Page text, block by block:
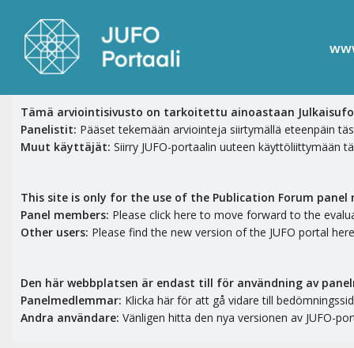
Tämä arviointisivusto on tarkoitettu ainoastaan
Panelistit: Pääset tekemään arviointeja siirtymällä eteenpäin
Muut käyttäjät: Siirry JUFO-portaalin uuteen käyttöliittymään
This site is only for the use of the Publication Forum panel
Panel members: Please click here to move forward to the
Other users: Please find the new version of the JUFO portal
Den här webbplatsen är endast till för användning av
Panelmedlemmar: Klicka här för att gå vidare till
Andra användare: Vänligen hitta den nya versionen av JUFO-